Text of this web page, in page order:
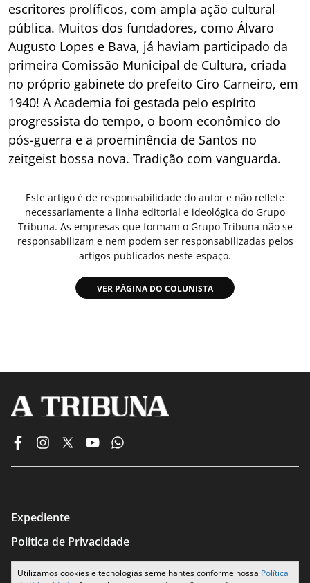
escritores prolíficos, com ampla ação cultural
pública. Muitos dos fundadores, como Álvaro
Augusto Lopes e Bava, já haviam participado da
primeira Comissão Municipal de Cultura, criada
no próprio gabinete do prefeito Ciro Carneiro, em
1940! A Academia foi gestada pelo espírito
progressista do tempo, o boom econômico do
pós-guerra e a proeminência de Santos no
zeitgeist bossa nova. Tradição com vanguarda.
Este artigo é de responsabilidade do autor e não reflete
necessariamente a linha editorial e ideológica do Grupo
Tribuna. As empresas que formam o Grupo Tribuna não se
responsabilizam e nem podem ser responsabilizadas pelos
artigos publicados neste espaço.
VER PÁGINA DO COLUNISTA
Utilizamos cookies e tecnologias semelhantes conforme nossa Política
Expediente
Política de Privacidade
Termos de Uso